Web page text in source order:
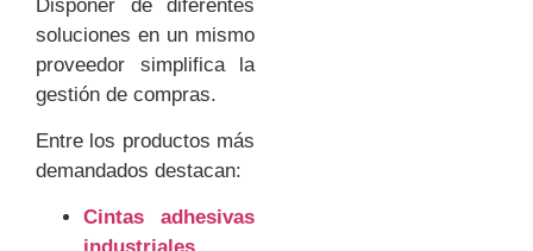
Disponer de diferentes
soluciones en un mismo
proveedor simplifica la
gestión de compras.
Entre los productos más
demandados destacan:
Cintas adhesivas